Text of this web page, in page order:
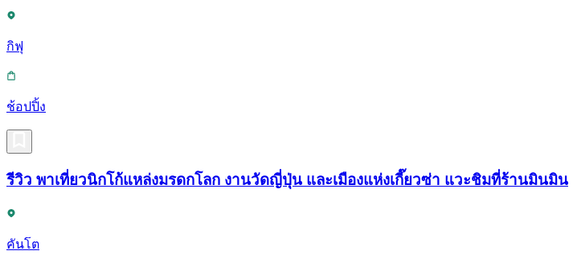
กิฟุ
ช้อปปิ้ง
รีวิว พาเที่ยวนิกโก้แหล่งมรดกโลก งานวัดญี่ปุ่น และเมืองแห่งเกี๊ยวซ่า แวะชิมที่ร้านมินมิน
คันโต